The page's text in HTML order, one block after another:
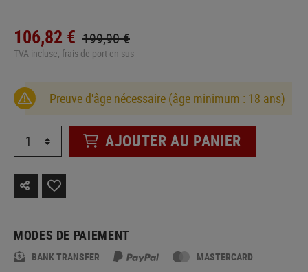
106,82 € 199,90 €
TVA incluse, frais de port en sus
Preuve d'âge nécessaire (âge minimum : 18 ans)
AJOUTER AU PANIER
MODES DE PAIEMENT
BANK TRANSFER MASTERCARD